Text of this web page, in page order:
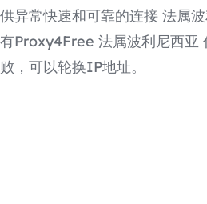
供异常快速和可靠的连接 法属
有Proxy4Free 法属波利尼西亚
败，可以轮换IP地址。